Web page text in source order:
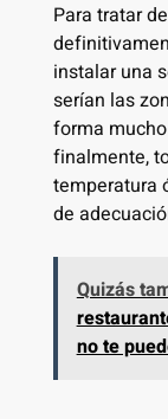
Para tratar
instalar una
serían las
forma
finalmente,
temperatura
de
Quizás
no te